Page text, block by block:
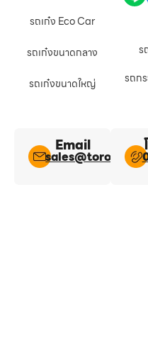
รถเก๋ง Eco Car
รถเก๋งขนาดกลาง
รถเก๋งขนาดใหญ่
ร
รถก
Email